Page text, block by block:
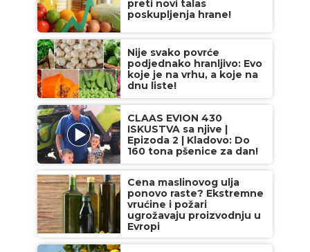
preti novi talas
poskupljenja hrane!
Nije svako povrće
podjednako hranljivo: Evo
koje je na vrhu, a koje na
dnu liste!
CLAAS EVION 430
ISKUSTVA sa njive |
Epizoda 2 | Kladovo: Do
160 tona pšenice za dan!
Cena maslinovog ulja
ponovo raste? Ekstremne
vrućine i požari
ugrožavaju proizvodnju u
Evropi